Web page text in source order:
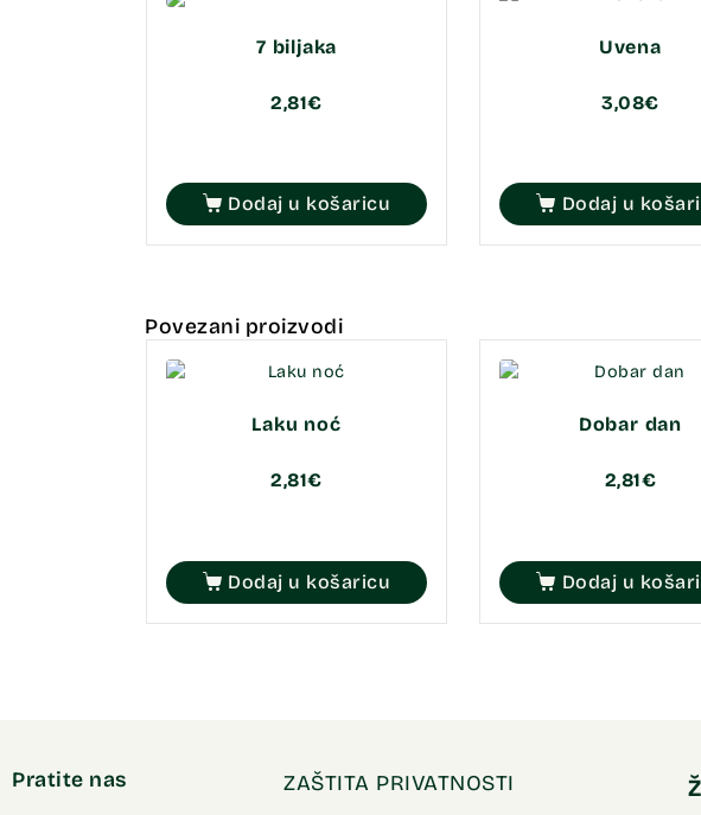
7 biljaka
2,81€
Dodaj u košaricu
Uvena
3,08€
Dodaj u
Povezani proizvodi
Laku noć
2,81€
Dodaj u košaricu
Dobar dan
2,81€
Dodaj u
Pratite nas ZAŠTITA PRIVATNOSTI